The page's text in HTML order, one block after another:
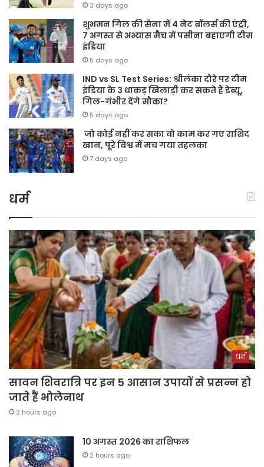
3 days ago
शुभमन गिल की सेना में 4 नेट बॉलर्स की एंट्री,
7 अगस्त से अभ्यास मैच में पसीना बहाएगी टीम
इंडिया
5 days ago
IND vs SL Test Series: श्रीलंका दौरे पर टीम
इंडिया के 3 धाकड़ खिलाड़ी कर सकते हैं डेब्यू,
गिल-गंभीर देंगे मौका?
5 days ago
जो कोई नहीं कर सका वो काम कर गए राशिद
खान, पूरे विश्व में मच गया तहलका
7 days ago
धर्म
धर्म
सावन शिवरात्रि पर इन 5 आसान उपायों से प्रसन्न हो
जाते हैं भोलेनाथ
2 hours ago
10 अगस्त 2026 का राशिफल
2 hours ago